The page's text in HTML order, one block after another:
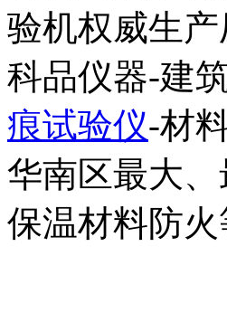
验机权威生产
科品仪器-建
痕试验仪-材
华南区最大
保温材料防